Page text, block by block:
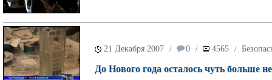
21 Декабря 2007 / 0 / 4565 /
До Нового года осталось чуть больше